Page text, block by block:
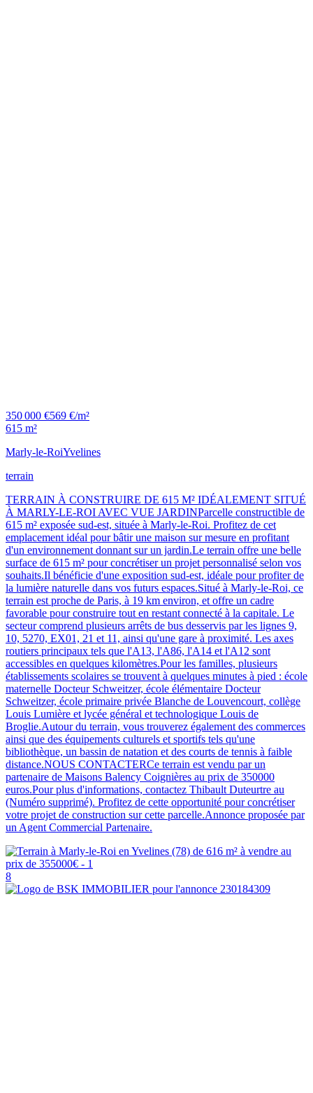
350 000 €569 €/m²
615 m²
Marly-le-RoiYvelines
terrain
TERRAIN À CONSTRUIRE DE 615 M² IDÉALEMENT SITUÉ
À MARLY-LE-ROI AVEC VUE JARDINParcelle constructible de
615 m² exposée sud-est, située à Marly-le-Roi. Profitez de cet
emplacement idéal pour bâtir une maison sur mesure en profitant
d'un environnement donnant sur un jardin.Le terrain offre une belle
surface de 615 m² pour concrétiser un projet personnalisé selon vos
souhaits.Il bénéficie d'une exposition sud-est, idéale pour profiter de
la lumière naturelle dans vos futurs espaces.Situé à Marly-le-Roi, ce
terrain est proche de Paris, à 19 km environ, et offre un cadre
favorable pour construire tout en restant connecté à la capitale. Le
secteur comprend plusieurs arrêts de bus desservis par les lignes 9,
10, 5270, EX01, 21 et 11, ainsi qu'une gare à proximité. Les axes
routiers principaux tels que l'A13, l'A86, l'A14 et l'A12 sont
accessibles en quelques kilomètres.Pour les familles, plusieurs
établissements scolaires se trouvent à quelques minutes à pied : école
maternelle Docteur Schweitzer, école élémentaire Docteur
Schweitzer, école primaire privée Blanche de Louvencourt, collège
Louis Lumière et lycée général et technologique Louis de
Broglie.Autour du terrain, vous trouverez également des commerces
ainsi que des équipements culturels et sportifs tels qu'une
bibliothèque, un bassin de natation et des courts de tennis à faible
distance.NOUS CONTACTERCe terrain est vendu par un
partenaire de Maisons Balency Coignières au prix de 350000
euros.Pour plus d'informations, contactez Thibault Duteurtre au
(Numéro supprimé). Profitez de cette opportunité pour concrétiser
votre projet de construction sur cette parcelle.Annonce proposée par
un Agent Commercial Partenaire.
8